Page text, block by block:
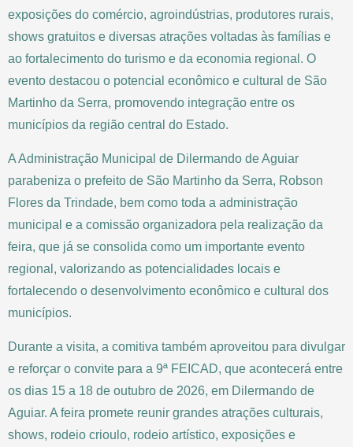
exposições do comércio, agroindústrias, produtores rurais,
shows gratuitos e diversas atrações voltadas às famílias e
ao fortalecimento do turismo e da economia regional. O
evento destacou o potencial econômico e cultural de São
Martinho da Serra, promovendo integração entre os
municípios da região central do Estado.
A Administração Municipal de Dilermando de Aguiar
parabeniza o prefeito de São Martinho da Serra, Robson
Flores da Trindade, bem como toda a administração
municipal e a comissão organizadora pela realização da
feira, que já se consolida como um importante evento
regional, valorizando as potencialidades locais e
fortalecendo o desenvolvimento econômico e cultural dos
municípios.
Durante a visita, a comitiva também aproveitou para divulgar
e reforçar o convite para a 9ª FEICAD, que acontecerá entre
os dias 15 a 18 de outubro de 2026, em Dilermando de
Aguiar. A feira promete reunir grandes atrações culturais,
shows, rodeio crioulo, rodeio artístico, exposições e